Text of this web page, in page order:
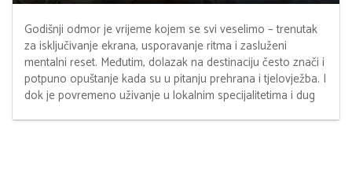
Godišnji odmor je vrijeme kojem se svi veselimo – trenutak
za isključivanje ekrana, usporavanje ritma i zasluženi
mentalni reset. Međutim, dolazak na destinaciju često znači i
potpuno opuštanje kada su u pitanju prehrana i tjelovježba. I
dok je povremeno uživanje u lokalnim specijalitetima i dug